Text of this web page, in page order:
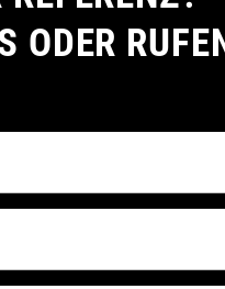
ODER